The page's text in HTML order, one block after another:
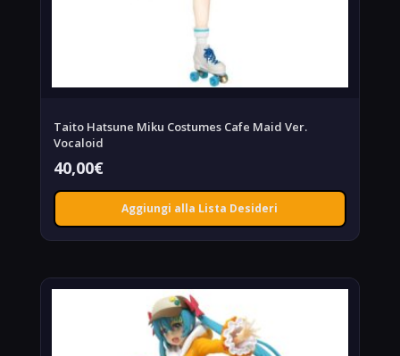
Taito Hatsune Miku Costumes Cafe Maid Ver.
Vocaloid
40,00€
Aggiungi alla Lista Desideri